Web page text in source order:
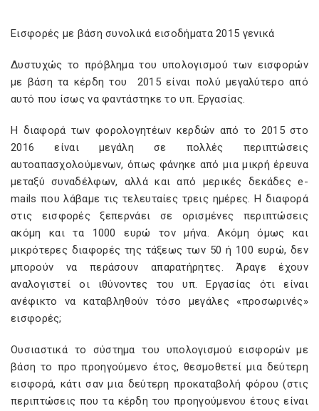
Εισφορές με βάση συνολικά εισοδήματα 2015 γενικά
Δυστυχώς το πρόβλημα του υπολογισμού των εισφορών
με βάση τα κέρδη του 2015 είναι πολύ μεγαλύτερο από
αυτό που ίσως να φαντάστηκε το υπ. Εργασίας.
Η διαφορά των φορολογητέων κερδών από το 2015 στο
2016 είναι μεγάλη σε πολλές περιπτώσεις
αυτοαπασχολούμενων, όπως φάνηκε από μια μικρή έρευνα
μεταξύ συναδέλφων, αλλά και από μερικές δεκάδες e-
mails που λάβαμε τις τελευταίες τρεις ημέρες. Η διαφορά
στις εισφορές ξεπερνάει σε ορισμένες περιπτώσεις
ακόμη και τα 1000 ευρώ τον μήνα. Ακόμη όμως και
μικρότερες διαφορές της τάξεως των 50 ή 100 ευρώ, δεν
μπορούν να περάσουν απαρατήρητες. Άραγε έχουν
αναλογιστεί οι ιθύνοντες του υπ. Εργασίας ότι είναι
ανέφικτο να καταβληθούν τόσο μεγάλες «προσωρινές»
εισφορές;
Ουσιαστικά το σύστημα του υπολογισμού εισφορών με
βάση το προ προηγούμενο έτος, θεσμοθετεί μια δεύτερη
εισφορά, κάτι σαν μια δεύτερη προκαταβολή φόρου (στις
περιπτώσεις που τα κέρδη του προηγούμενου έτους είναι